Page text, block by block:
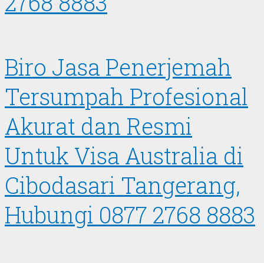
Biro Jasa Penerjemah
Tersumpah Profesional
Akurat dan Resmi
Untuk Visa Australia di
Cibodasari Tangerang,
Hubungi 0877 2768 8883